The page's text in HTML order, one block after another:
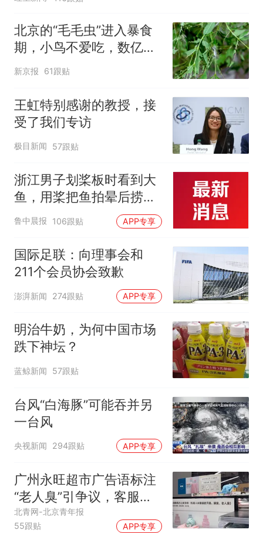
北京的“毛毛虫”进入暴食
期，小鸟不爱吃，数亿头
小蜂迎战
新京报 61跟贴
王虹特别感谢的教授，接
受了我们专访
极目新闻 57跟贴
浙江男子划桨板时看到大
鱼，用桨把鱼拍晕后捞
起；当事人：鱼重7斤6
两，做成红烧辣子鱼块，
味道很好
鲁中晨报 106跟贴 APP专享
国际足联：向理事会和
211个会员协会致歉
澎湃新闻 274跟贴 APP专享
明治牛奶，为何中国市场
跌下神坛？
蓝鲸新闻 57跟贴
台风“白海豚”可能吞并另
一台风
央视新闻 294跟贴 APP专享
广州永旺超市广告语标注
“老人臭”引争议，客服回
应
北青网-北京青年报
55跟贴
APP专享